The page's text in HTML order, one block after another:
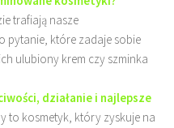
trafiają nasze
pytanie, które zadaje sobie
ulubiony krem czy szminka
działanie i najlepsze
to kosmetyk, który zyskuje na